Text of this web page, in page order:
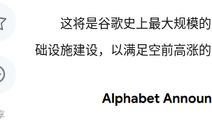
这将是谷歌史上最大规模
础设施建设，以满足空前高涨的